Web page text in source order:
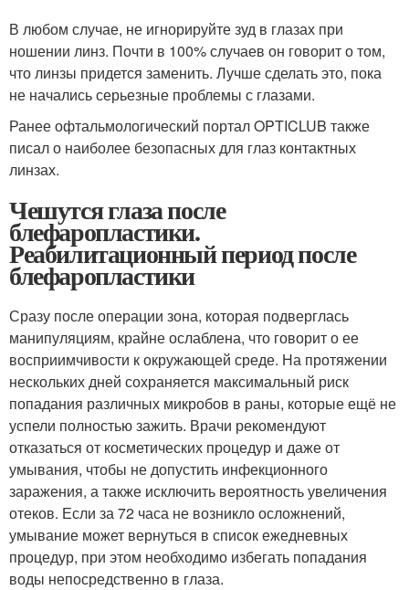
В любом случае, не игнорируйте зуд в глазах при
ношении линз. Почти в 100% случаев он говорит о том,
что линзы придется заменить. Лучше сделать это, пока
не начались серьезные проблемы с глазами.
Ранее офтальмологический портал OPTICLUB также
писал о наиболее безопасных для глаз контактных
линзах.
Чешутся глаза после
блефаропластики.
Реабилитационный период после
блефаропластики
Сразу после операции зона, которая подверглась
манипуляциям, крайне ослаблена, что говорит о ее
восприимчивости к окружающей среде. На протяжении
нескольких дней сохраняется максимальный риск
попадания различных микробов в раны, которые ещё не
успели полностью зажить. Врачи рекомендуют
отказаться от косметических процедур и даже от
умывания, чтобы не допустить инфекционного
заражения, а также исключить вероятность увеличения
отеков. Если за 72 часа не возникло осложнений,
умывание может вернуться в список ежедневных
процедур, при этом необходимо избегать попадания
воды непосредственно в глаза.